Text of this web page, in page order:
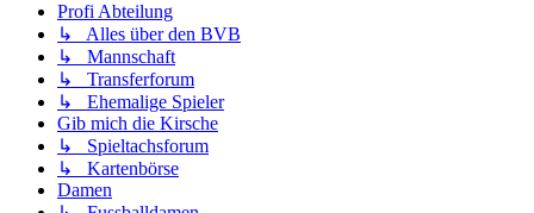
Profi Abteilung
↳ Alles über den BVB
↳ Mannschaft
↳ Transferforum
↳ Ehemalige Spieler
Gib mich die Kirsche
↳ Spieltachsforum
↳ Kartenbörse
Damen